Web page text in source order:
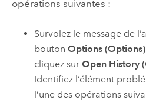
opérations suivantes :
Survolez le message de
boutonOptions (Options)
cliquez surOpen History
Identifiez l’élément
l’une des opérations